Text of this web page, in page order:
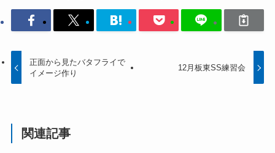
正面から見たバタフライで
イメージ作り
12月板東SS練習会
関連記事